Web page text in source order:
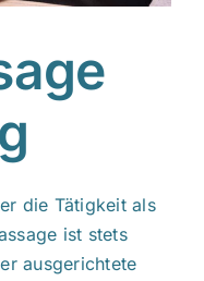
die Tätigkeit als
ist stets
ausgerichtete